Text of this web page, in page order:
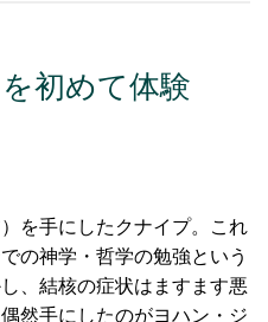
初めて体験
を手にしたクナイプ。これ
の神学・哲学の勉強という
、結核の症状はますます悪
然手にしたのがヨハン・ジ